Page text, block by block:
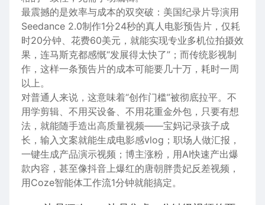
最震撼的是效率与成本的双突破：美国纪录片导演用
Seedance 2.0制作1分24秒的真人电影预告片，仅耗
时20分钟、花费60美元，就能实现专业多机位拍摄效
果，连马斯克都感慨“发展得太快了”；而传统影视制
作，这样一条预告片的成本可能要几十万，耗时一周
以上。
对普通人来说，这意味着“创作门槛”被彻底拉平。不
用学剪辑、不用买设备、不用花重金外包，只要有想
法，就能随手造出高质量视频——宝妈记录孩子成
长，输入文案就能生成电影感vlog；职场人做汇报，
一键生成产品演示视频；博主涨粉，用AI快速产出爆
款内容，甚至像抖音上爆红的唐朝胖贵妃反差视频，
用Coze智能体工作流1分钟就能搞定。